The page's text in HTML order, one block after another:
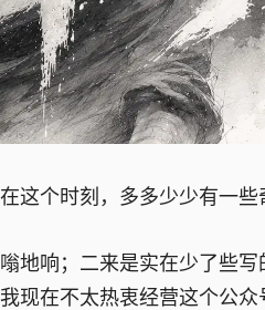
这个时刻，多多少少有一些
地响；二来是实在少了些
现在不太热衷经营这个公